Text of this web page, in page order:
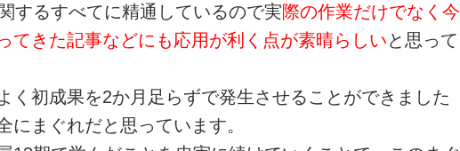
するすべてに精通しているので実際の作業だけでなく今
てきた記事などにも応用が利く点が素晴らしいと思って
く初成果を2か月足らずで発生させることができました
にまぐれだと思っています。